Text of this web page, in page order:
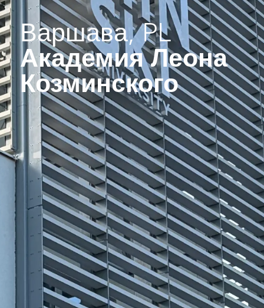
Варшава, PL
Академия Леона
Козминского